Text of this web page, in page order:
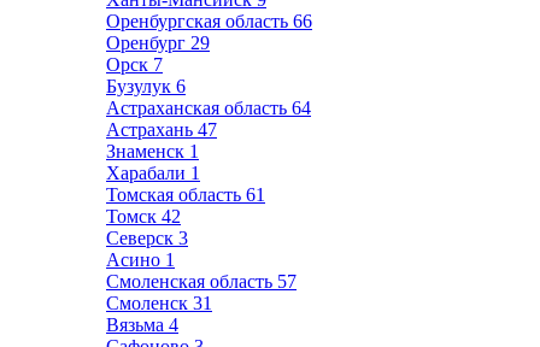
Оренбургская область 66
Оренбург 29
Орск 7
Бузулук 6
Астраханская область 64
Астрахань 47
Знаменск 1
Харабали 1
Томская область 61
Томск 42
Северск 3
Асино 1
Смоленская область 57
Смоленск 31
Вязьма 4